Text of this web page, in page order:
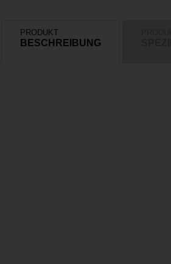
PRODUKT
BESCHREIBUNG